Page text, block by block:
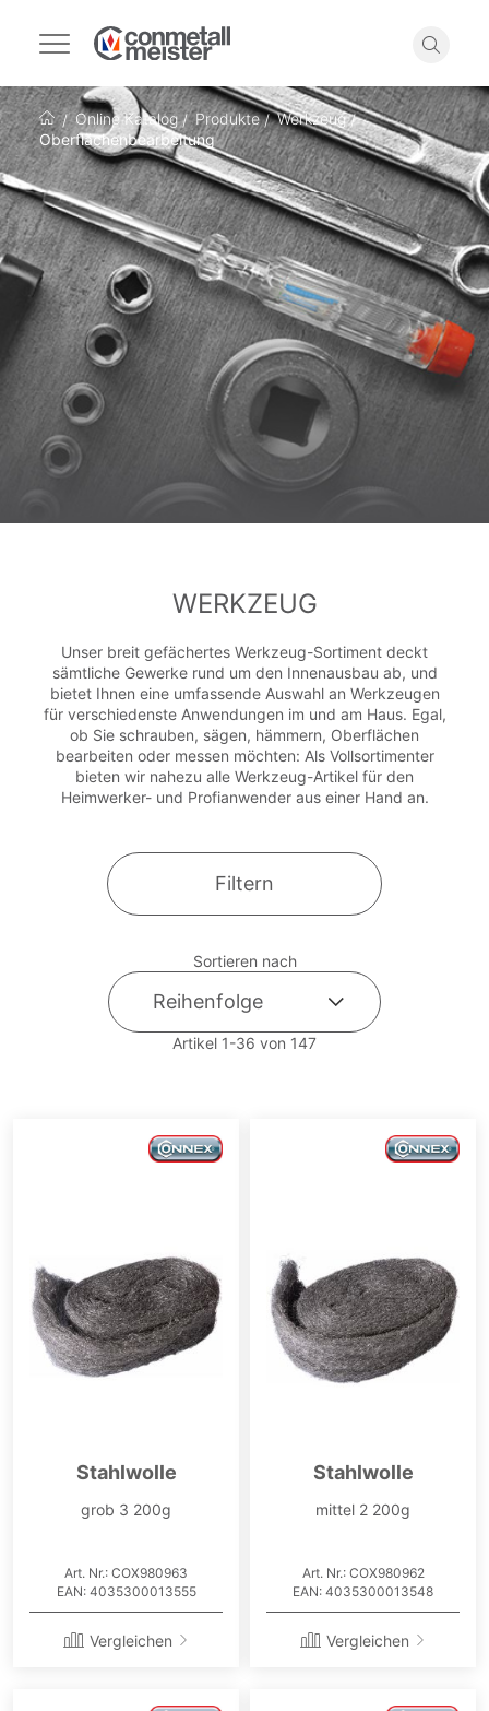
Navigation
umschalten
Suche
StartseiteOnline Katalog Produkte
Werkzeug
Oberflächenbearbeitung
WERKZEUG
Unser breit gefächertes Werkzeug-Sortiment deckt
sämtliche Gewerke rund um den Innenausbau ab, und
bietet Ihnen eine umfassende Auswahl an Werkzeugen
für verschiedenste Anwendungen im und am Haus. Egal,
ob Sie schrauben, sägen, hämmern, Oberflächen
bearbeiten oder messen möchten: Als Vollsortimenter
bieten wir nahezu alle Werkzeug-Artikel für den
Heimwerker- und Profianwender aus einer Hand an.
Artikel 1-36 von 147
Sortieren nach
Stahlwolle
grob 3 200g
Art. Nr.: COX980963
EAN: 4035300013555
Vergleichen
Stahlwolle
mittel 2 200g
Art. Nr.: COX980962
EAN: 4035300013548
Vergleichen
Filtern